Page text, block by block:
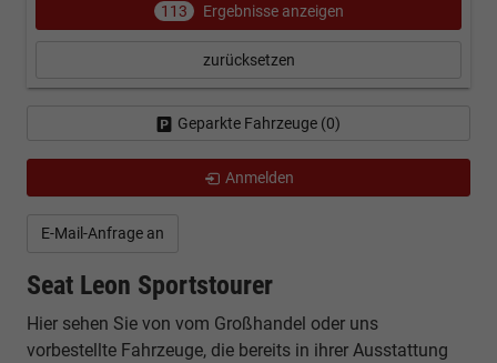
E-Mail-Anfrage an
Seat Leon Sportstourer
Hier sehen Sie von vom Großhandel oder uns
vorbestellte Fahrzeuge, die bereits in ihrer Ausstattung
113 Ergebnisse anzeigen
zurücksetzen
Geparkte Fahrzeuge (0)
Anmelden